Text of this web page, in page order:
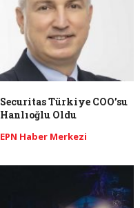
Securitas Türkiye COO’su
Hanlıoğlu Oldu
EPN Haber Merkezi